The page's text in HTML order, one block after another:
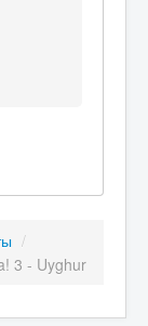
/
3 - Uyghur